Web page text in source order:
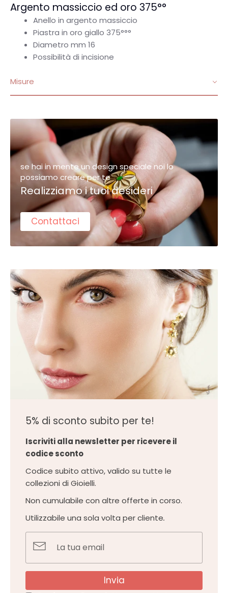
Argento massiccio ed oro 375°°
Anello in argento massiccio
Piastra in oro giallo 375°°°
Diametro mm 16
Possibilità di incisione
Misure
se hai in mente un design speciale noi lo
possiamo creare per te
Realizziamo i tuoi desideri
Contattaci
5% di sconto subito per te!
Iscriviti alla newsletter per ricevere il
codice sconto
Codice subito attivo, valido su tutte le
collezioni di Gioielli.
Non cumulabile con altre offerte in corso.
Utilizzabile una sola volta per cliente.
Invia